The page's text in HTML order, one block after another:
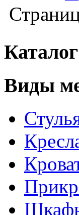
Каталог
Виды